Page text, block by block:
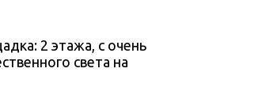
2 этажа, с очень
света на